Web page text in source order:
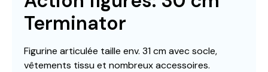
Terminator
Figurine articulée taille env. 31 cm avec socle,
vêtements tissu et nombreux accessoires.